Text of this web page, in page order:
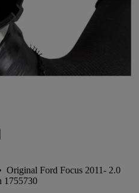
Original Ford Focus 2011- 2.0
1755730